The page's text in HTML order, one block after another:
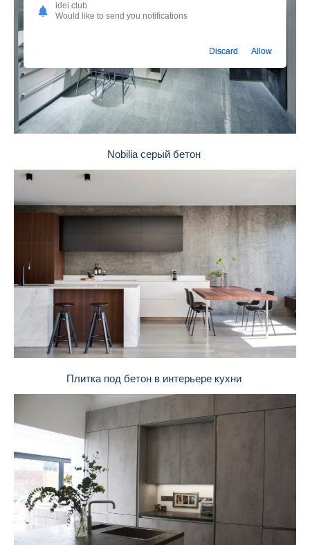
Nobilia серый бетон
Плитка под бетон в интерьере кухни
idei.club
Would like to send you notifications
Discard Allow